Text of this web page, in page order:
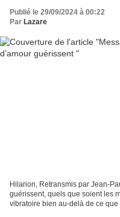
Publié le 29/09/2024 à 00:22
Par Lazare
Hilarion, Retransmis par Jean-
guérissent, quels que soient les
vibratoire bien au-delà de ce que